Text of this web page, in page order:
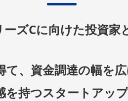
ズCに向けた投資家
て、資金調達の幅を
を持つスタートアッ